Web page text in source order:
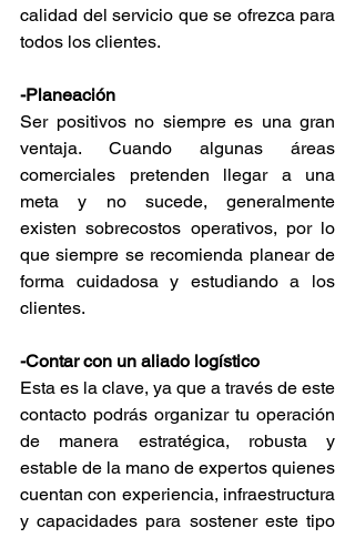
calidad del servicio que se ofrezca para
todos los clientes.
-Planeación
Ser positivos no siempre es una gran
ventaja. Cuando algunas áreas
comerciales pretenden llegar a una
meta y no sucede, generalmente
existen sobrecostos operativos, por lo
que siempre se recomienda planear de
forma cuidadosa y estudiando a los
clientes.
-Contar con un aliado logístico
Esta es la clave, ya que a través de este
contacto podrás organizar tu operación
de manera estratégica, robusta y
estable de la mano de expertos quienes
cuentan con experiencia, infraestructura
y capacidades para sostener este tipo